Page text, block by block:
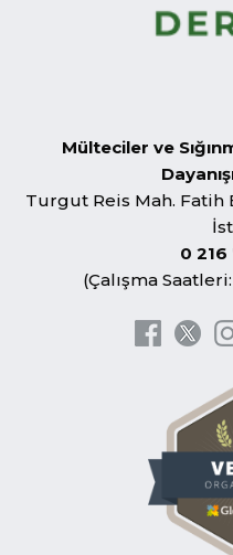
Mülteciler ve
Turgut Reis Mah. Fatih
0 216
(Çalışma